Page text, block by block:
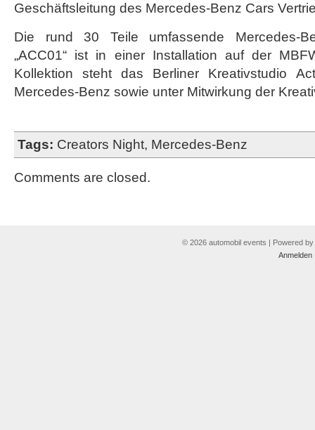
Geschäftsleitung des Mercedes-Benz Cars
Die rund 30 Teile umfassende Mercedes-
„ACC01“ ist in einer Installation auf der
Kollektion steht das Berliner Kreativstudio
Mercedes‑Benz sowie unter Mitwirkung der
Tags: Creators Night, Mercedes-Benz
Comments are closed.
© 2026 automobil events | Powered by
Anmelden|